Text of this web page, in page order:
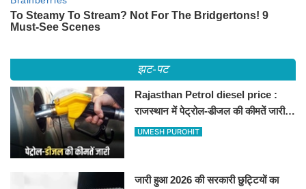
झट-पट
Rajasthan Petrol diesel price :
राजस्थान में पेट्रोल-डीजल की कीमतें जारी,
जानिए बीकानेर समेत पुरे प्रदेश में नए रेट
UMESH PUROHIT
जारी हुआ 2026 की सरकारी छुट्टियों का